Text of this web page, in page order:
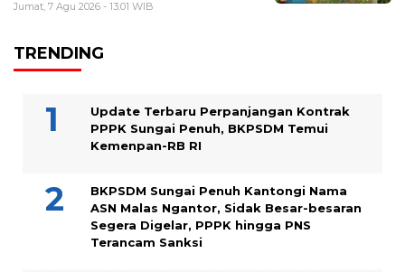
Jumat, 7 Agu 2026 - 13:01 WIB
TRENDING
Update Terbaru Perpanjangan Kontrak
PPPK Sungai Penuh, BKPSDM Temui
Kemenpan-RB RI
BKPSDM Sungai Penuh Kantongi Nama
ASN Malas Ngantor, Sidak Besar-besaran
Segera Digelar, PPPK hingga PNS
Terancam Sanksi